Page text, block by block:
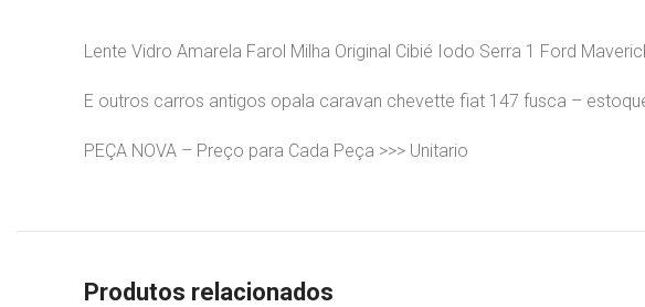
Lente Vidro Amarela Farol Milha Original Cibié Iodo Serra 1 Ford
E outros carros antigos opala caravan chevette fiat 147 fusca –
PEÇA NOVA – Preço para Cada Peça >>> Unitario
Produtos relacionados